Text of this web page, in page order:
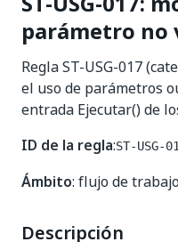
parámetro no
Regla ST-USG-017
el uso de parámetros
entrada Ejecutar() de
ID de la regla:ST-USG-
Ámbito: flujo de
Descripción